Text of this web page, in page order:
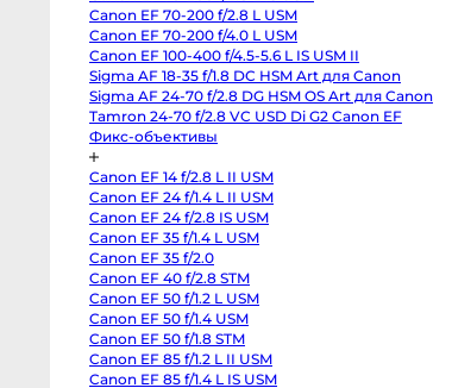
Pocket
Cinema
Camera
6K
Pro
PL
Sony
FX2
Sony
Экшн-
камеры
и
360
Pocket
4
Canon EF 70-200 f/2.8 L USM
Canon EF 70-200 f/4.0 L USM
Canon EF 100-400 f/4.5-5.6 L IS USM II
Sigma AF 18-35 f/1.8 DC HSM Art для Canon
Sigma AF 24-70 f/2.8 DG HSM OS Art для Canon
Tamron 24-70 f/2.8 VC USD Di G2 Canon EF
Фикс-объективы
Canon EF 14 f/2.8 L II USM
Canon EF 24 f/1.4 L II USM
Canon EF 24 f/2.8 IS USM
Canon EF 35 f/1.4 L USM
Canon EF 35 f/2.0
Canon EF 40 f/2.8 STM
Canon EF 50 f/1.2 L USM
Canon EF 50 f/1.4 USM
Canon EF 50 f/1.8 STM
Canon EF 85 f/1.2 L II USM
Canon EF 85 f/1.4 L IS USM